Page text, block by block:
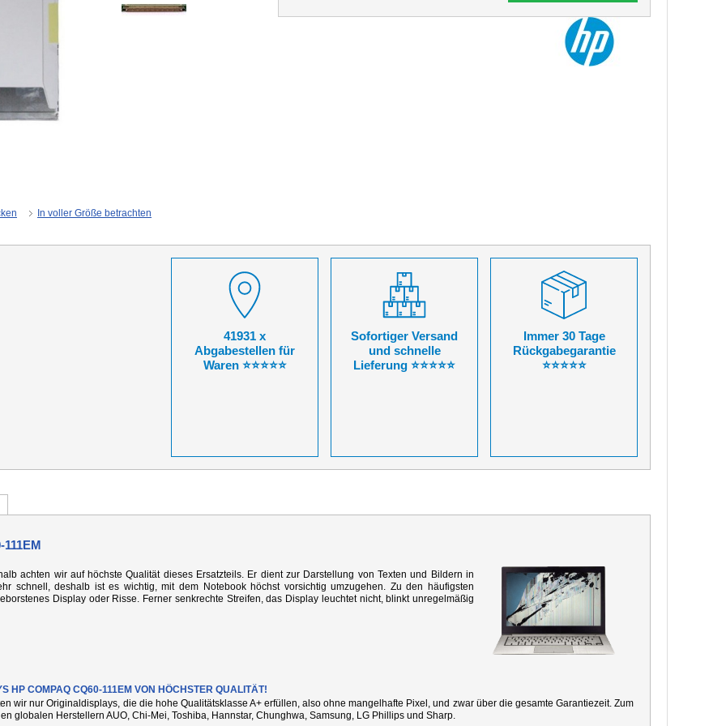
In voller Größe betrachten
41931 x
Abgabestellen für
Waren ⭐⭐⭐⭐⭐
Sofortiger Versand
und schnelle
Lieferung ⭐⭐⭐⭐⭐
Immer 30 Tage
Rückgabegarantie
⭐⭐⭐⭐⭐
achten wir auf höchste Qualität dieses Ersatzteils. Er dient zur Darstellung von Texten und Bildern in
schnell, deshalb ist es wichtig, mit dem Notebook höchst vorsichtig umzugehen. Zu den häufigsten
Display oder Risse. Ferner senkrechte Streifen, das Display leuchtet nicht, blinkt unregelmäßig
HP COMPAQ CQ60-111EM VON HÖCHSTER QUALITÄT!
wir nur Originaldisplays, die die hohe Qualitätsklasse A+ erfüllen, also ohne mangelhafte Pixel, und zwar über die gesamte Garantiezeit. Zum
globalen Herstellern AUO, Chi-Mei, Toshiba, Hannstar, Chunghwa, Samsung, LG Phillips und Sharp.